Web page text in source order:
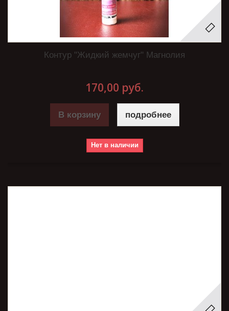
Контур "Жидкий жемчуг" Магнолия
170,00 руб.
В корзину подробнее
Нет в наличии